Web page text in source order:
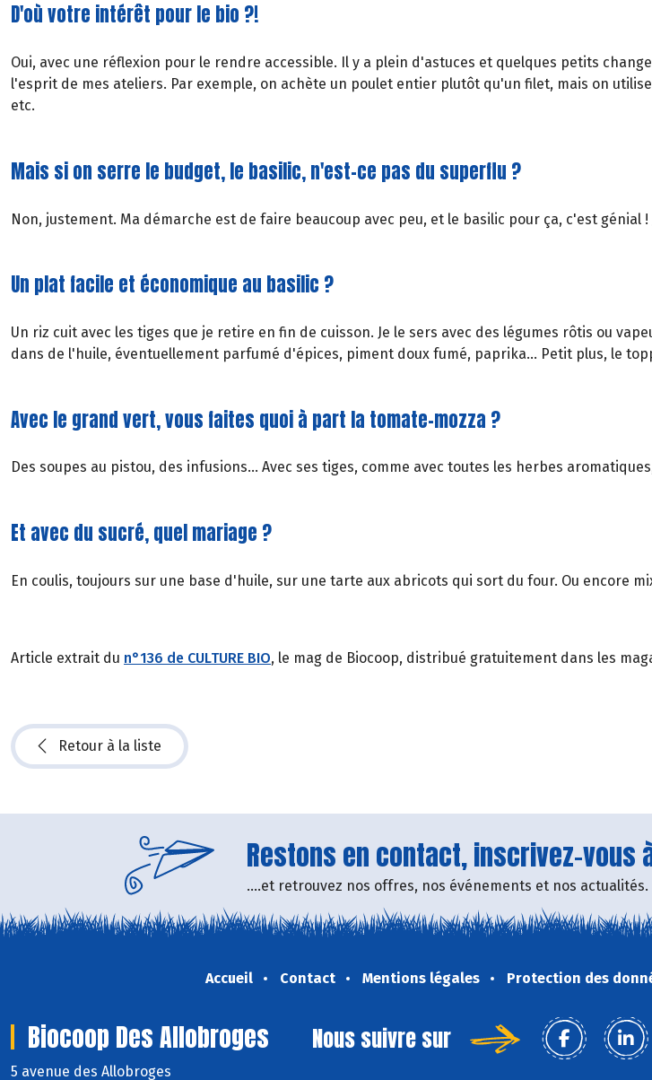
D'où votre intérêt pour le bio ?!
Oui, avec une réflexion pour le rendre accessible. Il y a plein d'astuces et quelques petits
l'esprit de mes ateliers. Par exemple, on achète un poulet entier plutôt qu'un filet, mais on
etc.
Mais si on serre le budget, le basilic, n'est-ce pas du superflu ?
Non, justement. Ma démarche est de faire beaucoup avec peu, et le basilic pour ça, c'est
Un plat facile et économique au basilic ?
Un riz cuit avec les tiges que je retire en fin de cuisson. Je le sers avec des légumes rôtis ou
dans de l'huile, éventuellement parfumé d'épices, piment doux fumé, paprika... Petit plus, le
Avec le grand vert, vous faites quoi à part la tomate-mozza ?
Des soupes au pistou, des infusions... Avec ses tiges, comme avec toutes les herbes
Et avec du sucré, quel mariage ?
En coulis, toujours sur une base d'huile, sur une tarte aux abricots qui sort du four. Ou encore
Article extrait du n°136 de CULTURE BIO, le mag de Biocoop, distribué gratuitement dans les
Retour à la liste
Restons en contact, inscrivez-vous
....et retrouvez nos offres, nos événements et nos actualités.
Accueil Contact Mentions légales Protection des
Biocoop Des Allobroges
5 avenue des Allobroges
Nous suivre sur